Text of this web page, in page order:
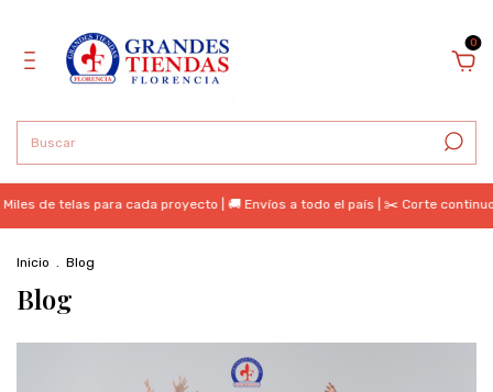
0
telas para cada proyecto | 🚚 Envíos a todo el país | ✂️ Corte continuo | 📍
Inicio . Blog
Blog